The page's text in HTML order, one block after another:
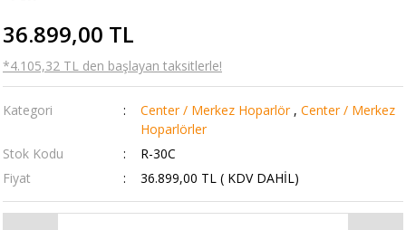
36.899,00 TL
*4.105,32 TL den başlayan taksitlerle!
Kategori Center / Merkez Hoparlör , Center / Merkez
Hoparlörler
Stok Kodu
R-30C
Fiyat
36.899,00 TL ( KDV DAHİL)